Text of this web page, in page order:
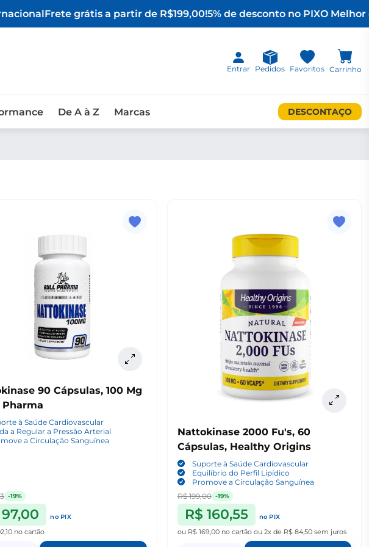
Frete grátis a partir de R$199,00!5% de desconto no PIXO Melhor
Entrar Pedidos Favoritos Carrinho
De A à Z Marcas DESCONTAÇO
90 Cápsulas, 100 Mg
à Saúde Cardiovascular
a Regular a Pressão Arterial
a Circulação Sanguínea
-19%
no PIX
no cartão
Nattokinase 2000 Fu's, 60
Cápsulas, Healthy Origins
Suporte à Saúde Cardiovascular
Equilíbrio do Perfil Lipídico
Promove a Circulação Sanguínea
R$ 199,00 -19%
R$ 160,55
no PIX
ou R$ 169,00 no cartão ou 2x de R$ 84,50sem juros